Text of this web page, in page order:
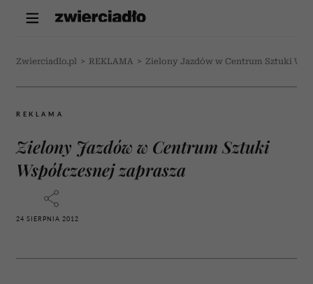
Zwierciadlo.pl > REKLAMA > Zielony Jazdów w Centrum Sztuki
REKLAMA
Zielony Jazdów w Centrum Sztuki
Współczesnej zaprasza
24 SIERPNIA 2012